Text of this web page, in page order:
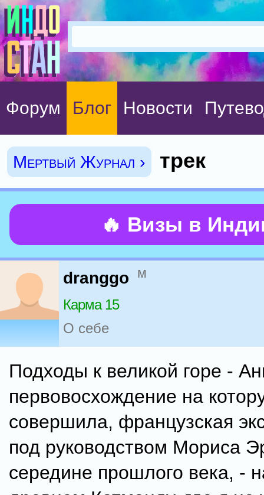
Форум Блог Новости
Мертвый Журнал › трек
🔥 Визы в
dranggo м
Карма 15
О себе
Подходы к великой горе -
первовосхождение на
совершила, французская
под руководством Мориса
середине прошлого века, -